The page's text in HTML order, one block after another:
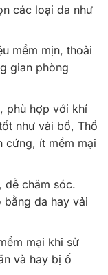
các loại da như
mềm mịn, thoải
gian phòng
phù hợp với khí
như vải bố, Thổ
cứng, ít mềm mại
dễ chăm sóc.
da hay vải
mại khi sử
và hay bị ố